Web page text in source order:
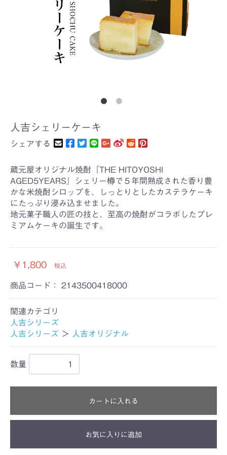
人吉シェリーケーキ
シェアする
蔵元屋オリジナル焼酎『THE HITOYOSHI
AGED5YEARS』シェリー樽で５年間熟成された香り豊
かな米焼酎シロップを、しっとりとしたカステラケーキ
にたっぷり浸み込ませました。
地元菓子職人の匠の技と、至高の焼酎がコラボしたプレ
ミアムケーキの誕生です。
￥1,800 税込
商品コード： 2143500418000
関連カテゴリ
人吉シリーズ
人吉シリーズ ＞ 人吉オリジナル
数量
カートに入れる
お気に入りに追加